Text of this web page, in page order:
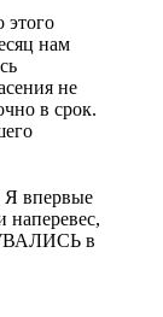
этого
нам
не
в срок.
Я впервые
наперевес,
в